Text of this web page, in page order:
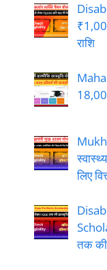
राशि
लिए
तक की